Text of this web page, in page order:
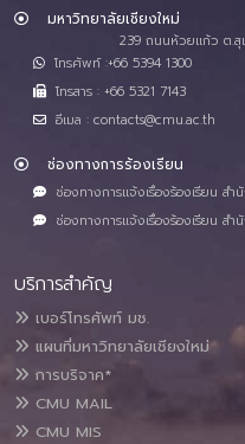
มหาวิทยาลัยเชียงใหม่
239 ถนนห้วยแก้ว ต.สุ
โทรศัพท์ :+66 5394 1300
โทรสาร : +66 5321 7143
อีเมล : contacts@cmu.ac.th
ช่องทางการร้องเรียน
ช่องทางการแจ้งเรื่องร้องเรียน ส
ช่องทางการแจ้งเรื่องร้องเรียน ส
บริการสำคัญ
เบอร์โทรศัพท์ มช.
แผนที่มหาวิทยาลัยเชียงใหม่
การบริจาค*
CMU MAIL
CMU MIS